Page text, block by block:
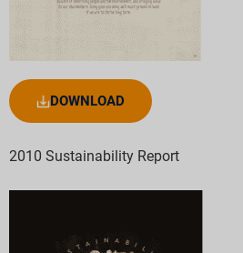
DOWNLOAD
2010 Sustainability Report